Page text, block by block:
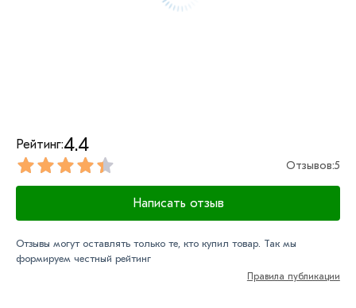
Рейтинг:4.4
Отзывов:5
Написать отзыв
Отзывы могут оставлять только те, кто купил товар. Так мы
формируем честный рейтинг
Правила публикации